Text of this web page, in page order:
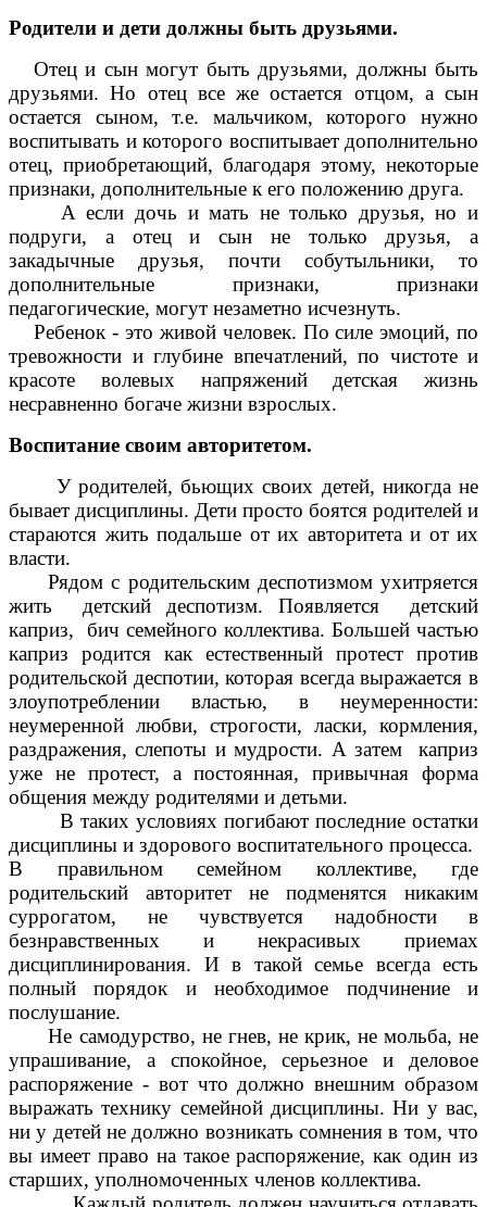
Родители и дети должны быть друзьями.
Отец и сын могут быть друзьями, должны быть
друзьями. Но отец все же остается отцом, а сын
остается сыном, т.е. мальчиком, которого нужно
воспитывать и которого воспитывает дополнительно
отец, приобретающий, благодаря этому, некоторые
признаки, дополнительные к его положению друга.
А если дочь и мать не только друзья, но и
подруги, а отец и сын не только друзья, а
закадычные друзья, почти собутыльники, то
дополнительные признаки, признаки
педагогические, могут незаметно исчезнуть.
Ребенок - это живой человек. По силе эмоций, по
тревожности и глубине впечатлений, по чистоте и
красоте волевых напряжений детская жизнь
несравненно богаче жизни взрослых.
Воспитание своим авторитетом.
У родителей, бьющих своих детей, никогда не
бывает дисциплины. Дети просто боятся родителей и
стараются жить подальше от их авторитета и от их
власти.
Рядом с родительским деспотизмом ухитряется
жить детский деспотизм. Появляется детский
каприз, бич семейного коллектива. Большей частью
каприз родится как естественный протест против
родительской деспотии, которая всегда выражается в
злоупотреблении властью, в неумеренности:
неумеренной любви, строгости, ласки, кормления,
раздражения, слепоты и мудрости. А затем каприз
уже не протест, а постоянная, привычная форма
общения между родителями и детьми.
В таких условиях погибают последние остатки
дисциплины и здорового воспитательного процесса.
В правильном семейном коллективе, где
родительский авторитет не подменятся никаким
суррогатом, не чувствуется надобности в
безнравственных и некрасивых приемах
дисциплинирования. И в такой семье всегда есть
полный порядок и необходимое подчинение и
послушание.
Не самодурство, не гнев, не крик, не мольба, не
упрашивание, а спокойное, серьезное и деловое
распоряжение - вот что должно внешним образом
выражать технику семейной дисциплины. Ни у вас,
ни у детей не должно возникать сомнения в том, что
вы имеет право на такое распоряжение, как один из
старших, уполномоченных членов коллектива.